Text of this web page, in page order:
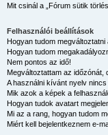
Mit csinál a „Fórum sütik
Felhasználói beállítások
Hogyan tudom megváltoztatni
Hogyan tudom
Nem pontos az idő!
Megváltoztattam az időzónát,
A használni kívánt nyelv nincs
Mik azok a képek a
Hogyan tudok avatart
Mi az a rang, hogyan tudom
Miért kell bejelentkeznem e-